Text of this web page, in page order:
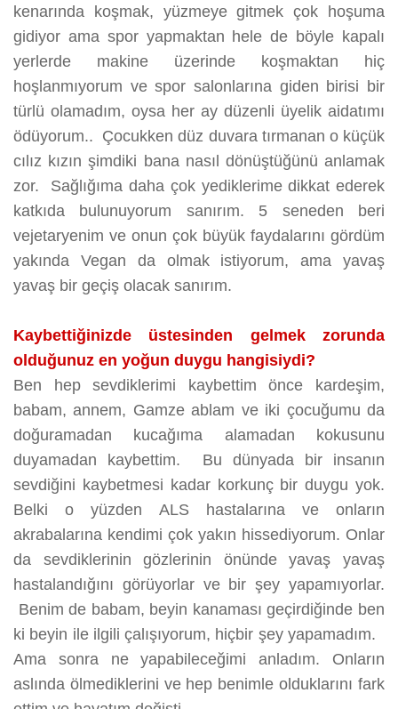
kenarında koşmak, yüzmeye gitmek çok hoşuma
gidiyor ama spor yapmaktan hele de böyle kapalı
yerlerde makine üzerinde koşmaktan hiç
hoşlanmıyorum ve spor salonlarına giden birisi bir
türlü olamadım, oysa her ay düzenli üyelik aidatımı
ödüyorum.. Çocukken düz duvara tırmanan o küçük
cılız kızın şimdiki bana nasıl dönüştüğünü anlamak
zor. Sağlığıma daha çok yediklerime dikkat ederek
katkıda bulunuyorum sanırım. 5 seneden beri
vejetaryenim ve onun çok büyük faydalarını gördüm
yakında Vegan da olmak istiyorum, ama yavaş
yavaş bir geçiş olacak sanırım.
Kaybettiğinizde üstesinden gelmek zorunda
olduğunuz en yoğun duygu hangisiydi?
Ben hep sevdiklerimi kaybettim önce kardeşim,
babam, annem, Gamze ablam ve iki çocuğumu da
doğuramadan kucağıma alamadan kokusunu
duyamadan kaybettim. Bu dünyada bir insanın
sevdiğini kaybetmesi kadar korkunç bir duygu yok.
Belki o yüzden ALS hastalarına ve onların
akrabalarına kendimi çok yakın hissediyorum. Onlar
da sevdiklerinin gözlerinin önünde yavaş yavaş
hastalandığını görüyorlar ve bir şey yapamıyorlar.
Benim de babam, beyin kanaması geçirdiğinde ben
ki beyin ile ilgili çalışıyorum, hiçbir şey yapamadım.
Ama sonra ne yapabileceğimi anladım. Onların
aslında ölmediklerini ve hep benimle olduklarını fark